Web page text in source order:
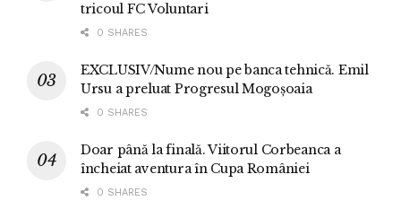
tricoul FC Voluntari
0 SHARES
EXCLUSIV/Nume nou pe banca tehnică. Emil
Ursu a preluat Progresul Mogoșoaia
0 SHARES
Doar până la finală. Viitorul Corbeanca a
încheiat aventura în Cupa României
0 SHARES